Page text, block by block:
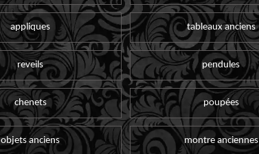
appliques tableaux anciens
reveils pendules
chenets poupées
objets anciens montre anciennes